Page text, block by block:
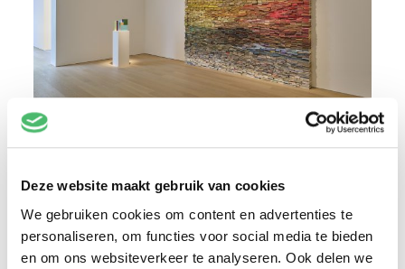
Deze website maakt gebruik van cookies
We gebruiken cookies om content en advertenties te
personaliseren, om functies voor social media te bieden
en om ons websiteverkeer te analyseren. Ook delen we